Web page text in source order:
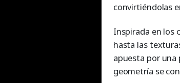
convirtiéndolas
Inspirada en los
hasta las
apuesta por
geometría se